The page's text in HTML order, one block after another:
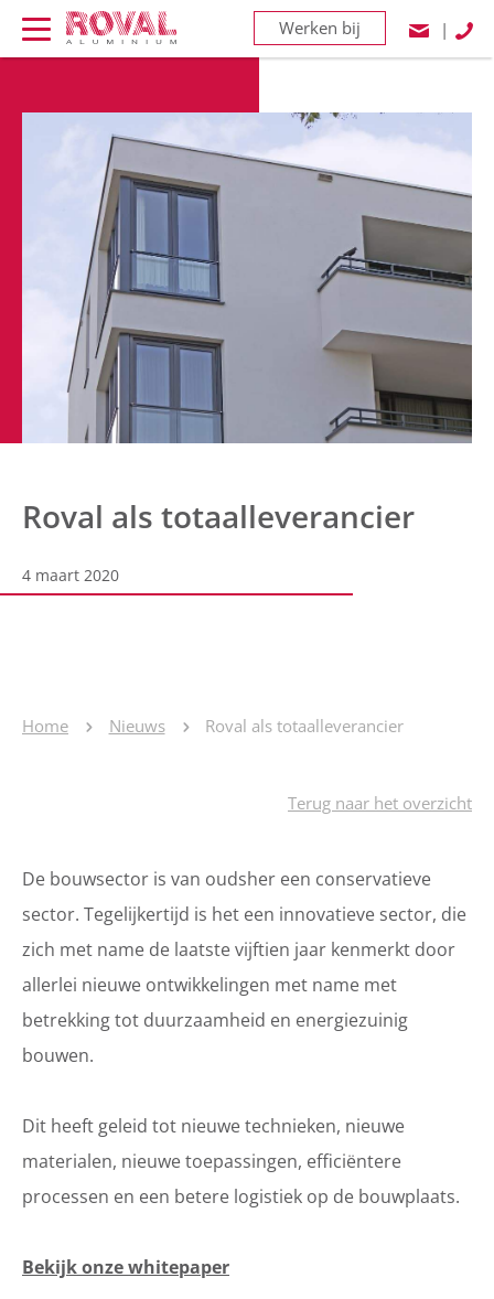
Werken bij |
Roval als totaalleverancier
4 maart 2020
Home Nieuws Roval als totaalleverancier
Terug naar het overzicht
De bouwsector is van oudsher een conservatieve
sector. Tegelijkertijd is het een innovatieve sector, die
zich met name de laatste vijftien jaar kenmerkt door
allerlei nieuwe ontwikkelingen met name met
betrekking tot duurzaamheid en energiezuinig
bouwen.
Dit heeft geleid tot nieuwe technieken, nieuwe
materialen, nieuwe toepassingen, efficiëntere
processen en een betere logistiek op de bouwplaats.
Bekijk onze whitepaper